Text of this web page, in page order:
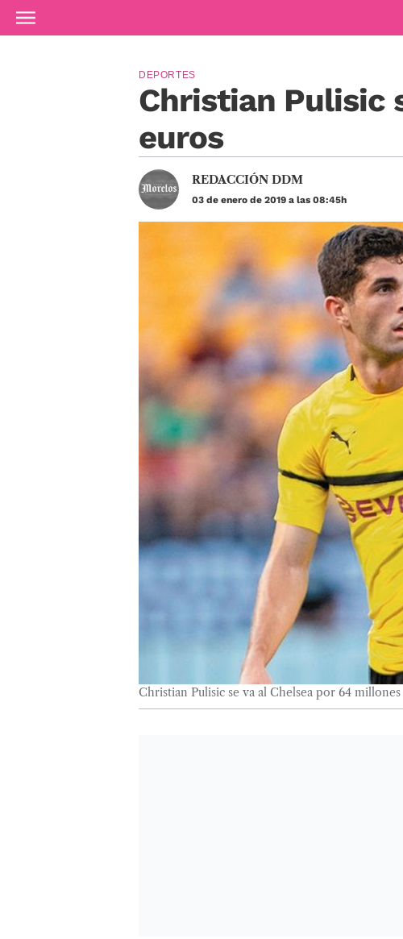
Ir al contenido principal
Christian Pulisic
euros
DEPORTES
REDACCIÓN DDM
03 de enero de 2019 a las 08:45h
Christian Pulisic se va al Chelsea por 64